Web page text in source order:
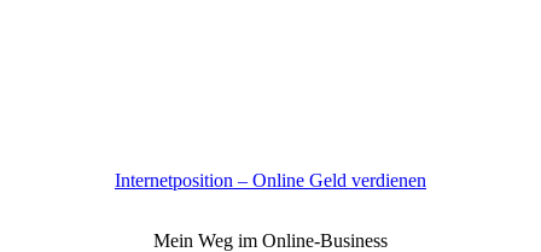
Internetposition – Online Geld verdienen
Mein Weg im Online-Business